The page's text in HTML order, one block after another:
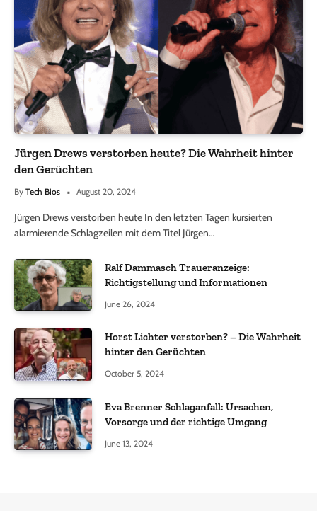
Jürgen Drews verstorben heute? Die Wahrheit hinter
den Gerüchten
By Tech Bios August 20, 2024
Jürgen Drews verstorben heute In den letzten Tagen kursierten
alarmierende Schlagzeilen mit dem Titel Jürgen…
Ralf Dammasch Traueranzeige:
Richtigstellung und Informationen
June 26, 2024
Horst Lichter verstorben? – Die Wahrheit
hinter den Gerüchten
October 5, 2024
Eva Brenner Schlaganfall: Ursachen,
Vorsorge und der richtige Umgang
June 13, 2024